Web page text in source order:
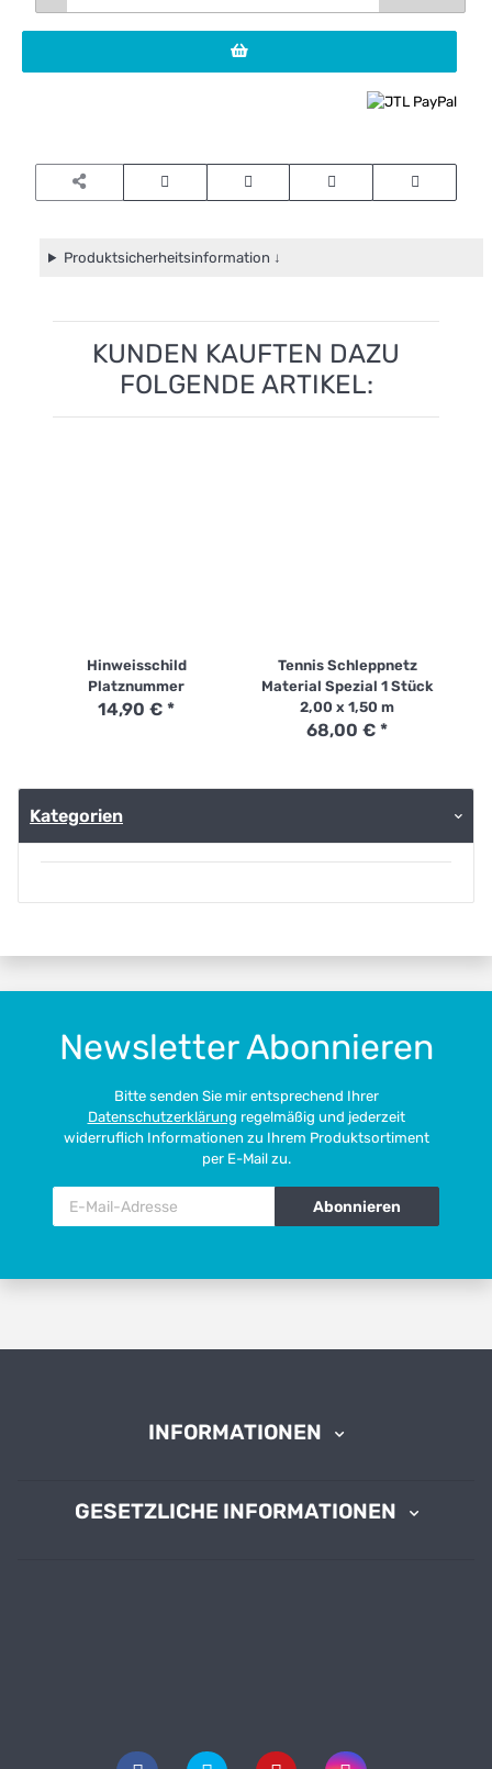
Produktsicherheitsinformation ↓
KUNDEN KAUFTEN DAZU
FOLGENDE ARTIKEL:
Hinweisschild
Platznummer
14,90 € *
Tennis Schleppnetz
Material Spezial 1 Stück
2,00 x 1,50 m
68,00 € *
Kategorien
Newsletter Abonnieren
Bitte senden Sie mir entsprechend Ihrer
Datenschutzerklärung regelmäßig und jederzeit
widerruflich Informationen zu Ihrem Produktsortiment
per E-Mail zu.
Abonnieren
INFORMATIONEN
GESETZLICHE INFORMATIONEN